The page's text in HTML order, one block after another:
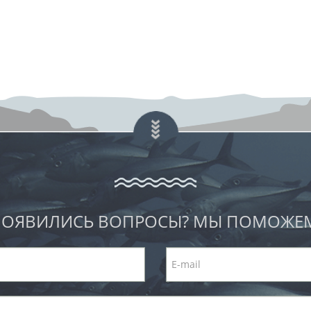
ВОПРОСЫ? МЫ